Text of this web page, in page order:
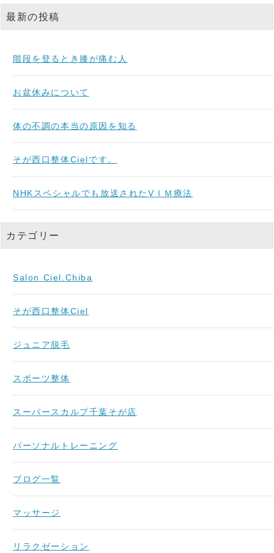
最新の投稿
階段を登るとき膝が痛む人
お盆休みについて
体の不調の本当の原因を知る
そが西口整体Cielです。
NHKスペシャルでも放送されたVＩＭ療法
カテゴリー
Salon Ciel.Chiba
そが西口整体Ciel
ジュニア脱毛
スポーツ整体
スーパースカルプ千葉そが店
パーソナルトレーニング
ブログ一覧
マッサージ
リラクゼーション